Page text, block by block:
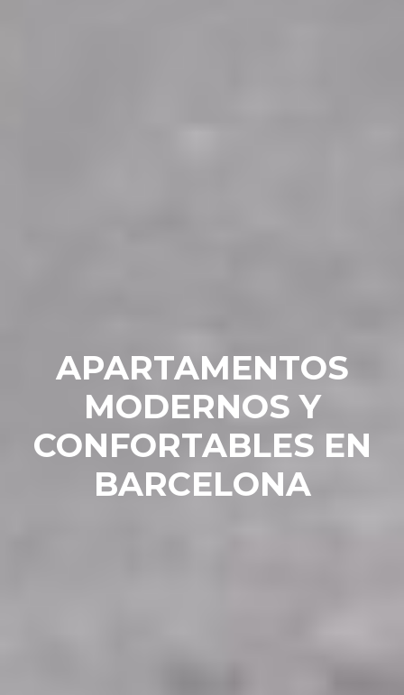
APARTAMENTOS
MODERNOS Y
CONFORTABLES EN
BARCELONA